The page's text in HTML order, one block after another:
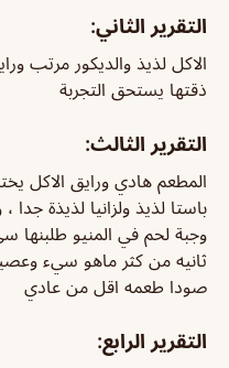
التقرير الثاني:
الاكل لذيذ والديكور مرتب
ذقتها يستحق التجربة
التقرير الثالث:
المطعم هادي ورايق الاكل
باستا لذيذ ولزانيا لذيذة جدا
وجبة لحم في المنيو طلبنها
ثانيه من كثر ماهو سيء
صودا طعمه اقل من عادي
التقرير الرابع: